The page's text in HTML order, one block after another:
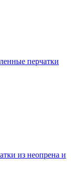
перчатки
из неопрена и